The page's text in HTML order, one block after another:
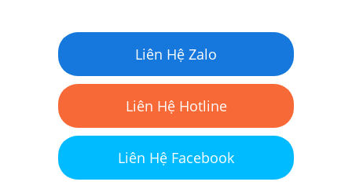
Liên Hệ Zalo
Liên Hệ Hotline
Liên Hệ Facebook